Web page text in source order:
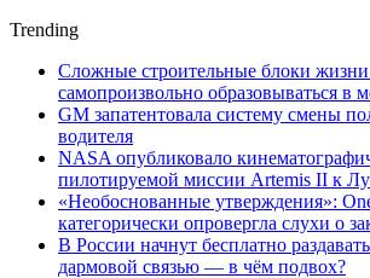
Trending
Сложные строительные блоки
самопроизвольно образовываться в
GM запатентовала систему смены
водителя
NASA опубликовало
пилотируемой миссии Artemis II к
«Необоснованные утверждения»:
категорически опровергла слухи о
В России начнут бесплатно
дармовой связью — в чём подвох?